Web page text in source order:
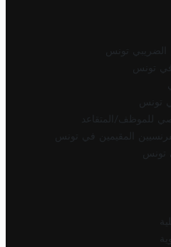
تونس
تونس
تونس
للموظف/المتقاعد
المقيمين في تونس
تونس